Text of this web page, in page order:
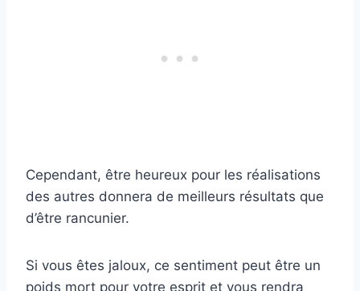
Cependant, être heureux pour les réalisations
des autres donnera de meilleurs résultats que
d’être rancunier.
Si vous êtes jaloux, ce sentiment peut être un
poids mort pour votre esprit et vous rendra